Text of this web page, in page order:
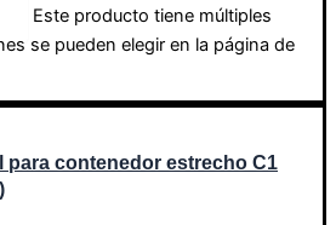
Este producto tiene múltiples
se pueden elegir en la página de
para contenedor estrecho C1